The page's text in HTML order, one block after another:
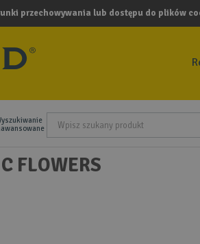
przechowywania lub dostępu do plików
FLOWERS